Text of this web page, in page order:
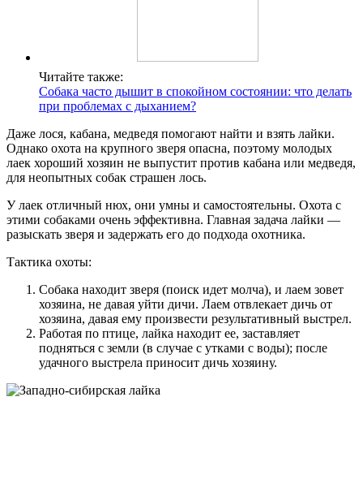
Читайте также:
Собака часто дышит в спокойном состоянии: что делать
при проблемах с дыханием?
Даже лося, кабана, медведя помогают найти и взять лайки.
Однако охота на крупного зверя опасна, поэтому молодых
лаек хороший хозяин не выпустит против кабана или медведя,
для неопытных собак страшен лось.
У лаек отличный нюх, они умны и самостоятельны. Охота с
этими собаками очень эффективна. Главная задача лайки —
разыскать зверя и задержать его до подхода охотника.
Тактика охоты:
Собака находит зверя (поиск идет молча), и лаем зовет
хозяина, не давая уйти дичи. Лаем отвлекает дичь от
хозяина, давая ему произвести результативный выстрел.
Работая по птице, лайка находит ее, заставляет
подняться с земли (в случае с утками с воды); после
удачного выстрела приносит дичь хозяину.